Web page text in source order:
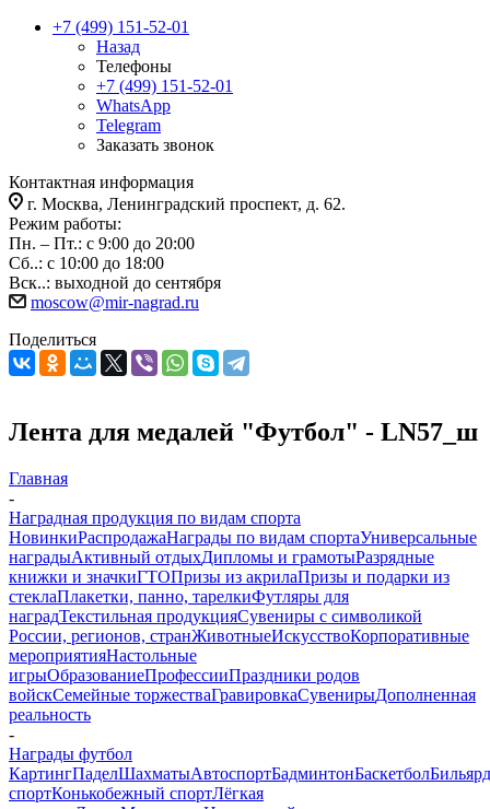
+7 (499) 151-52-01
Назад
Телефоны
+7 (499) 151-52-01
WhatsApp
Telegram
Заказать звонок
Контактная информация
г. Москва, Ленинградский проспект, д. 62.
Режим работы:
Пн. – Пт.: с 9:00 до 20:00
Сб..: с 10:00 до 18:00
Вск..: выходной до сентября
moscow@mir-nagrad.ru
Поделиться
Лента для медалей "Футбол" - LN57_ш
Главная
-
Наградная продукция по видам спорта
НовинкиРаспродажаНаграды по видам спортаУниверсальные
наградыАктивный отдыхДипломы и грамотыРазрядные
книжки и значкиГТОПризы из акрилаПризы и подарки из
стеклаПлакетки, панно, тарелкиФутляры для
наградТекстильная продукцияСувениры с символикой
России, регионов, странЖивотныеИскусствоКорпоративные
мероприятияНастольные
игрыОбразованиеПрофессииПраздники родов
войскСемейные торжестваГравировкаСувенирыДополненная
реальность
-
Награды футбол
КартингПаделШахматыАвтоспортБадминтонБаскетболБильярд
спортКонькобежный спортЛёгкая